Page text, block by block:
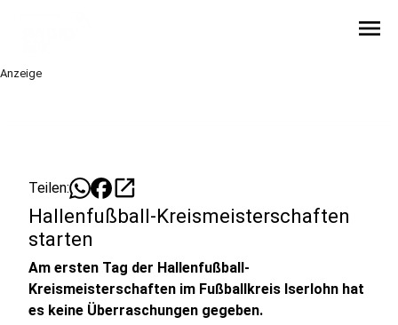
menu
Anzeige
Teilen: open_in_new
Hallenfußball-Kreismeisterschaften
starten
Am ersten Tag der Hallenfußball-
Kreismeisterschaften im Fußballkreis Iserlohn hat
es keine Überraschungen gegeben.